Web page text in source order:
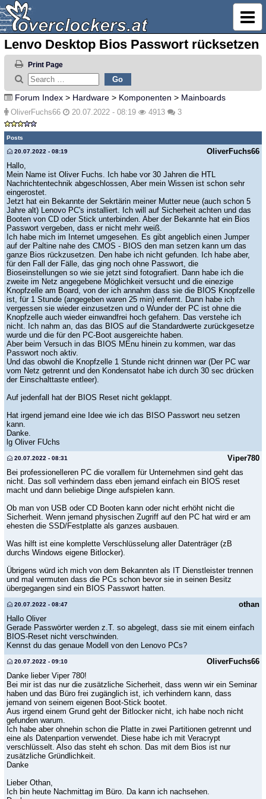
Lenvo Desktop Bios Passwort rücksetzen
Print Page
Forum Index > Hardware > Komponenten > Mainboards
OliverFuchs66 20.07.2022 - 08:19 4913 3
Posts
OliverFuchs66
20.07.2022 - 08:19
Hallo,
Mein Name ist Oliver Fuchs. Ich habe vor 30 Jahren die HTL
Nachrichtentechnik abgeschlossen, Aber mein Wissen ist schon sehr
eingerostet.
Jetzt hat ein Bekannte der Sekrtärin meiner Mutter neue (auch schon 5
Jahre alt) Lenovo PC's installiert. Ich will auf Sicherheit achten und das
Booten von CD oder Stick unterbinden. Aber der Bekannte hat ein Bios
Passwort vergeben, dass er nicht mehr weiß.
Ich habe mich im Internet umgesehen. Es gibt angeblich einen Jumper
auf der Paltine nahe des CMOS - BIOS den man setzen kann um das
ganze Bios rückzusetzen. Den habe ich nicht gefunden. Ich habe aber,
für den Fall der Fälle, das ging noch ohne Passwort, die
Bioseinstellungen so wie sie jetzt sind fotografiert. Dann habe ich die
zweite im Netz angegebene Möglichkeit versucht und die einezige
Knopfzelle am Board, von der ich annahm dass sie die BIOS Knopfzelle
ist, für 1 Stunde (angegeben waren 25 min) enfernt. Dann habe ich
vergessen sie wieder einzusetzen und o Wunder der PC ist ohne die
Knopfzelle auch wieder einwandfrei hoch gefahern. Das verstehe ich
nicht. Ich nahm an, das das BIOS auf die Standardwerte zurückgesetze
wurde und die für den PC-Boot ausgereichte haben.
Aber beim Versuch in das BIOS MEnu hinein zu kommen, war das
Passwort noch aktiv.
Und das obwohl die Knopfzelle 1 Stunde nicht drinnen war (Der PC war
vom Netz getrennt und den Kondensatot habe ich durch 30 sec drücken
der Einschalttaste entleer).
Auf jedenfall hat der BIOS Reset nicht geklappt.
Hat irgend jemand eine Idee wie ich das BISO Passwort neu setzen
kann.
Danke.
lg Oliver FUchs
Viper780
20.07.2022 - 08:31
Bei professionelleren PC die vorallem für Unternehmen sind geht das
nicht. Das soll verhindern dass eben jemand einfach ein BIOS reset
macht und dann beliebige Dinge aufspielen kann.
Ob man von USB oder CD Booten kann oder nicht erhöht nicht die
Sicherheit. Wenn jemand physischen Zugriff auf den PC hat wird er am
ehesten die SSD/Festplatte als ganzes ausbauen.
Was hilft ist eine komplette Verschlüsselung aller Datenträger (zB
durchs Windows eigene Bitlocker).
Übrigens würd ich mich von dem Bekannten als IT Dienstleister trennen
und mal vermuten dass die PCs schon bevor sie in seinen Besitz
übergegangen sind ein BIOS Passwort hatten.
othan
20.07.2022 - 08:47
Hallo Oliver
Gerade Passwörter werden z.T. so abgelegt, dass sie mit einem einfach
BIOS-Reset nicht verschwinden.
Kennst du das genaue Modell von den Lenovo PCs?
OliverFuchs66
20.07.2022 - 09:10
Danke lieber Viper 780!
Bei mir ist das nur die zusätzliche Sicherheit, dass wenn wir ein Seminar
haben und das Büro frei zugänglich ist, ich verhindern kann, dass
jemand von seinem eigenen Boot-Stick bootet.
Aus irgend einem Grund geht der Bitlocker nicht, ich habe noch nicht
gefunden warum.
Ich habe aber ohnehin schon die Platte in zwei Partitionen getrennt und
eine als Datenpartion verwendet. Diese habe ich mit Veracrypt
verschlüsselt. Also das steht eh schon. Das mit dem Bios ist nur
zusätzliche Gründlichkeit.
Danke
Lieber Othan,
Ich bin heute Nachmittag im Büro. Da kann ich nachsehen.